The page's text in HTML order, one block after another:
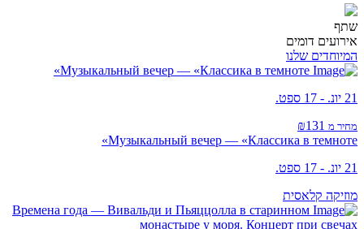
שתף
אירועים דומים
המיוחדים שלנו
Музыкальный вечер — «Классика в темноте»
21 יונ. - 17 ספט.
מחיר מ
Музыкальный вечер — «Классика в темноте»
21 יונ. - 17 ספט.
מוזיקה קלאסית
Времена года — Вивальди и Пьяццолла в старинном
монастыре у моря. Концерт при свечах